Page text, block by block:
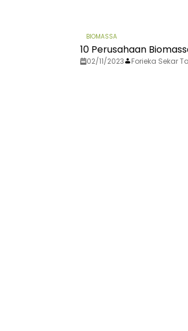
BIOMASSA
10 Perusahaan
02/11/2023 Forieka Sekar